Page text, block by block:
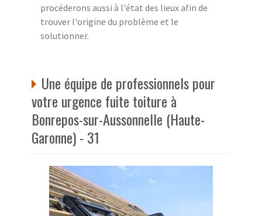
procéderons aussi à l'état des lieux afin de
trouver l'origine du problème et le
solutionner.
Une équipe de professionnels pour
votre urgence fuite toiture à
Bonrepos-sur-Aussonnelle (Haute-
Garonne) - 31